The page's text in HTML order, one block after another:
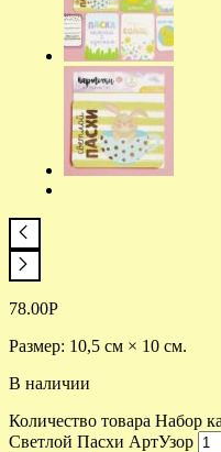
78.00Р
Размер: 10,5 см × 10 см.
В наличии
Количество товара Набор
Светлой Пасхи АртУзор